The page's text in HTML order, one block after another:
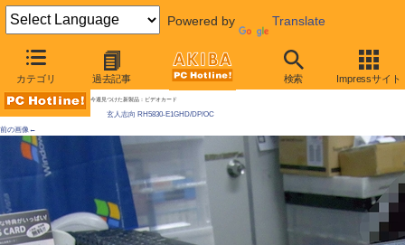
Powered by Translate
カテゴリ 過去記事 検索 Impressサイト
AKIBA PC Hotline! 2010年2月27日号
Radeon HD 5830が発売に、58系の普及版
今週見つけた新製品：ビデオカード
玄人志向 RH5830-E1GHD/DP/OC
前の画像←